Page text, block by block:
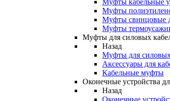
Муфты кабельные
Муфты
Муфты свинцовые
Муфты
Муфты для силовых
Назад
Муфты для
Аксессуары для
Кабельные муфты
Оконечные устройства
Назад
Оконечные